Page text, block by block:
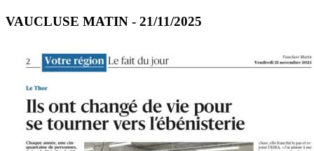
VAUCLUSE MATIN - 21/11/2025